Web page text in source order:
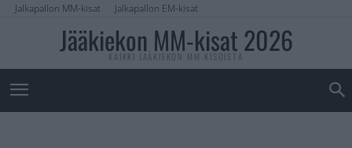
Jalkapallon MM-kisat Jalkapallon EM-kisat
Jääkiekon MM-kisat 2026
KAIKKI JÄÄKIEKON MM-KISOISTA